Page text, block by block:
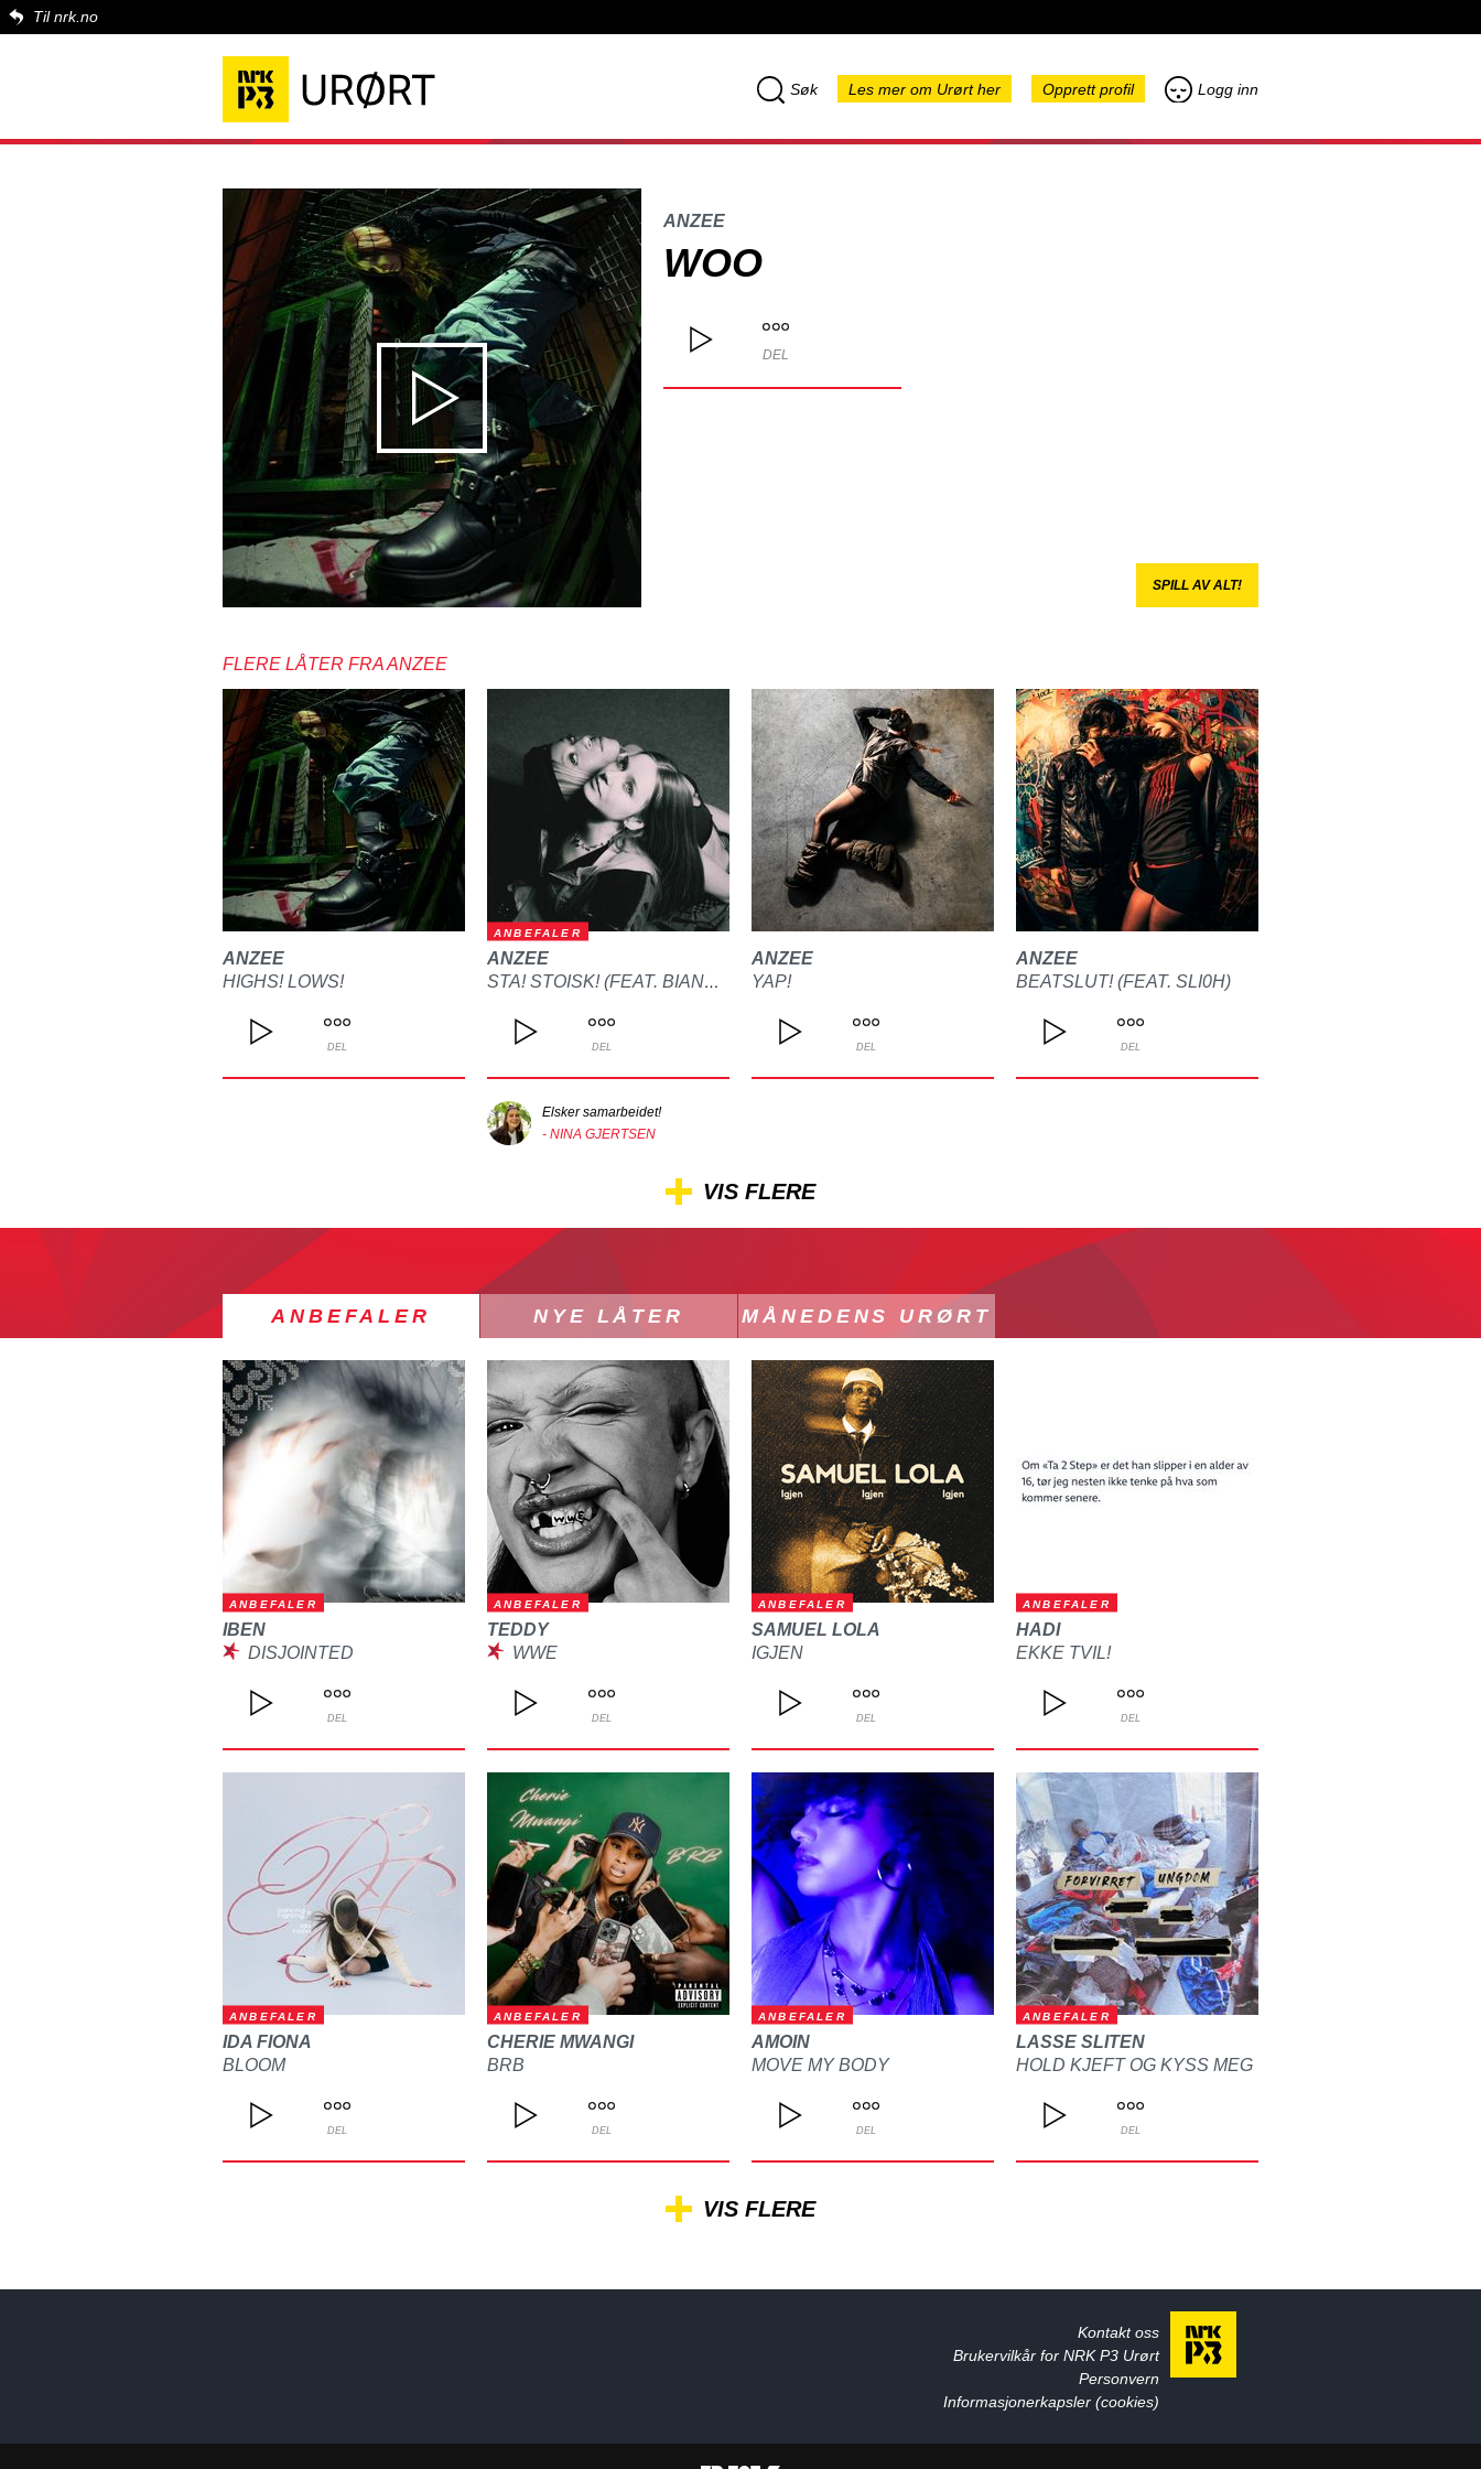
Til nrk.no
Søk Les mer om Urørt her Opprett profil Logg inn
ANZEE
WOO
DEL
SPILL AV ALT!
FLERE LÅTER FRA ANZEE
ANZEE
HIGHS! LOWS!
DEL
ANBEFALER
ANZEE
STA! STOISK! (FEAT. BIANCA)
DEL
Elsker samarbeidet!
- NINA GJERTSEN
ANZEE
YAP!
DEL
ANZEE
BEATSLUT! (FEAT. SLI0H)
DEL
VIS FLERE
ANBEFALER NYE LÅTER MÅNEDENS URØRT
ANBEFALER
IBEN
DISJOINTED
DEL
ANBEFALER
TEDDY
WWE
DEL
ANBEFALER
SAMUEL LOLA
IGJEN
DEL
ANBEFALER
HADI
EKKE TVIL!
DEL
ANBEFALER
IDA FIONA
BLOOM
DEL
ANBEFALER
CHERIE MWANGI
BRB
DEL
ANBEFALER
AMOIN
MOVE MY BODY
DEL
ANBEFALER
LASSE SLITEN
HOLD KJEFT OG KYSS MEG
DEL
VIS FLERE
Kontakt oss
Brukervilkår for NRK P3 Urørt
Personvern
Informasjonerkapsler (cookies)